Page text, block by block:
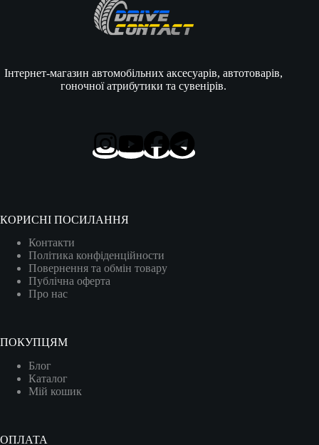
Інтернет-магазин автомобільних аксесуарів, автотоварів,
гоночної атрибутики та сувенірів.
КОРИСНІ ПОСИЛАННЯ
Контакти
Політика конфіденційности
Повернення та обмін товару
Публічна оферта
Про нас
ПОКУПЦЯМ
Блог
Каталог
Мій кошик
ОПЛАТА